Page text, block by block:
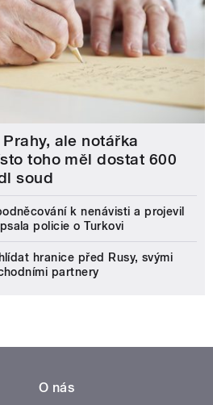
ale notářka
toho měl dostat 600
soud
k nenávisti a projevil
policie o Turkovi
hranice před Rusy, svými
partnery
O nás